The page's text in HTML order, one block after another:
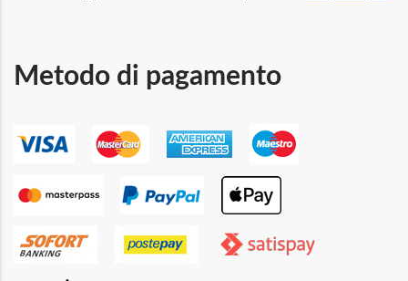
Metodo di pagamento